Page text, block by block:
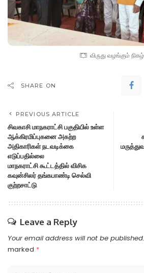
விருது வழங்கும்
SHARE ON
PREVIOUS ARTICLE
சிவகாசி மாநகராட்சி பகுதியில் உள்ள
ஆக்கிரமிப்புகனை அகற்ற
அதிகாரிகள் நடவடிக்கை
எடுப்பதில்லை
மாநகராட்சி கூட்டத்தில் விசிக
கவுன்சிலர் தங்கபாண்டி செல்வி
குற்றசாட்டு
Leave a Reply
Your email address will not be published.
marked *